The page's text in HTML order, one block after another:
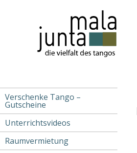
Main
navigation
Verschenke Tango –
Gutscheine
Unterrichtsvideos
Raumvermietung